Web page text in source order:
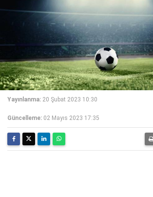
Yayınlanma: 20 Şubat 2023 10:30
Güncelleme: 02 Mayıs 2023 17:35